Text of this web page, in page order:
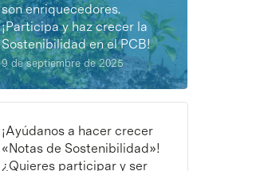
son enriquecedores.
¡Participa y haz crecer la
Sostenibilidad en el PCB!
9 de septiembre de 2025
¡Ayúdanos a hacer crecer
«Notas de Sostenibilidad»!
¿Quieres participar y ser